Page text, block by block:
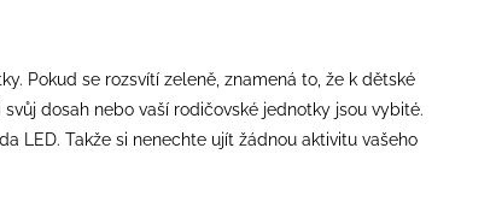
Pokud se rozsvítí zeleně, znamená to, že k dětské
dosah nebo vaší rodičovské jednotky jsou vybité.
LED. Takže si nenechte ujít žádnou aktivitu vašeho